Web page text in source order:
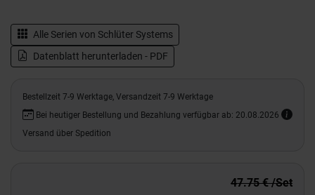
Alle Serien von Schlüter Systems
Datenblatt herunterladen - PDF
Bestellzeit 7-9 Werktage, Versandzeit 7-9 Werktage
Bei heutiger Bestellung und Bezahlung verfügbar ab: 20.08.2026
Versand über Spedition
47.75 € /Set